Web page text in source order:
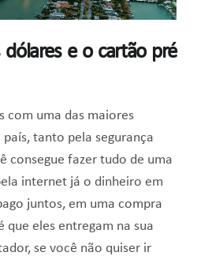
e o cartão pré
com uma das maiores
tanto pela segurança
consegue fazer tudo de uma
internet já o dinheiro em
juntos, em uma compra
que eles entregam na sua
se você não quiser ir